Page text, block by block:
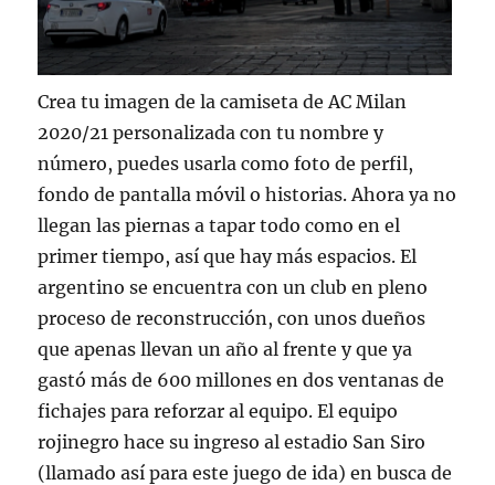
Crea tu imagen de la camiseta de AC Milan
2020/21 personalizada con tu nombre y
número, puedes usarla como foto de perfil,
fondo de pantalla móvil o historias. Ahora ya no
llegan las piernas a tapar todo como en el
primer tiempo, así que hay más espacios. El
argentino se encuentra con un club en pleno
proceso de reconstrucción, con unos dueños
que apenas llevan un año al frente y que ya
gastó más de 600 millones en dos ventanas de
fichajes para reforzar al equipo. El equipo
rojinegro hace su ingreso al estadio San Siro
(llamado así para este juego de ida) en busca de